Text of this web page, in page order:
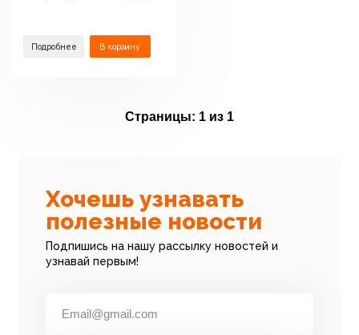
Подробнее В корзину
Страницы: 1 из 1
Хочешь узнавать
полезные новости
Подпишись на нашу рассылку новостей и
узнавай первым!